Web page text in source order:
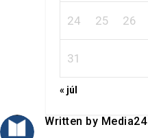
24 25 26
31
« júl
Written by Media24